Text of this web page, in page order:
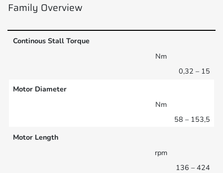
Family Overview
Continous Stall Torque
Nm
0,32 – 15
Motor Diameter
Nm
58 – 153,5
Motor Length
rpm
136 – 424